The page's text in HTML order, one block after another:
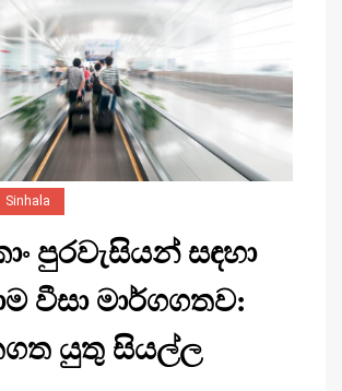
Sinhala
පුරවැසියන් සඳහා
වීසා මාර්ගගතව:
යුතු සියල්ල